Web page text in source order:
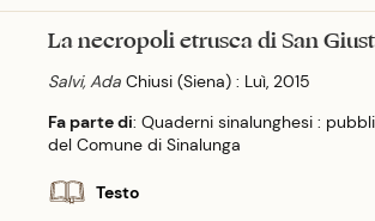
La necropoli etrusca di San
Salvi, Ada Chiusi (Siena) : Luì, 2015
Fa parte di: Quaderni sinalunghesi :
del Comune di Sinalunga
Testo